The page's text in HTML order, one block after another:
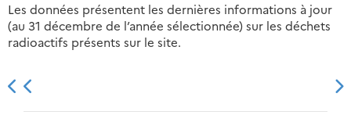
Les données présentent les dernières informations à jour
(au 31 décembre de l’année sélectionnée) sur les déchets
radioactifs présents sur le site.